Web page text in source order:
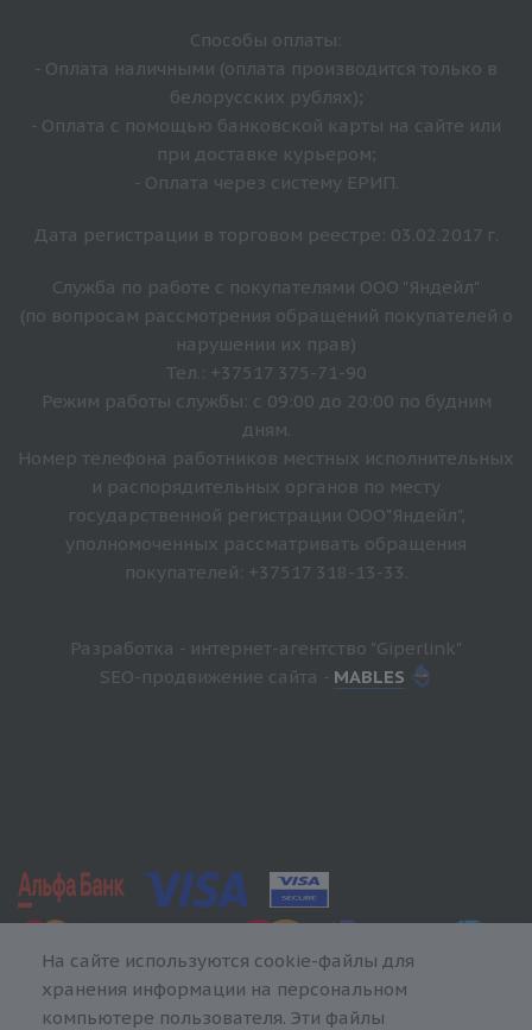
Способы оплаты:
- Оплата наличными (оплата производится только в
белорусских рублях);
- Оплата с помощью банковской карты на сайте или
при доставке курьером;
- Оплата через систему ЕРИП.
Дата регистрации в торговом реестре: 03.02.2017 г.
Служба по работе с покупателями ООО "Яндейл"
(по вопросам рассмотрения обращений покупателей о
нарушении их прав)
Тел.: +37517 375-71-90
Режим работы службы: с 09:00 до 20:00 по будним
дням.
Номер телефона работников местных исполнительных
и распорядительных органов по месту
государственной регистрации ООО"Яндейл",
уполномоченных рассматривать обращения
покупателей: +37517 318-13-33.
Разработка - интернет-агентство "Giperlink"
SEO-продвижение сайта - MABLES
На сайте используются cookie-файлы для
хранения информации на персональном
компьютере пользователя. Эти файлы